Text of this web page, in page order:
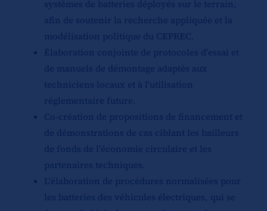
systèmes de batteries déployés sur le terrain,
afin de soutenir la recherche appliquée et la
modélisation politique du CEPREC.
Élaboration conjointe de protocoles d'essai et
de manuels de démontage adaptés aux
techniciens locaux et à l'utilisation
réglementaire future.
Co-création de propositions de financement et
de démonstrations de cas ciblant les bailleurs
de fonds de l'économie circulaire et les
partenaires techniques.
L'élaboration de procédures normalisées pour
les batteries des véhicules électriques, qui se